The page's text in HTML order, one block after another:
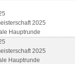
2025
Hauptrunde
2025
Hauptrunde